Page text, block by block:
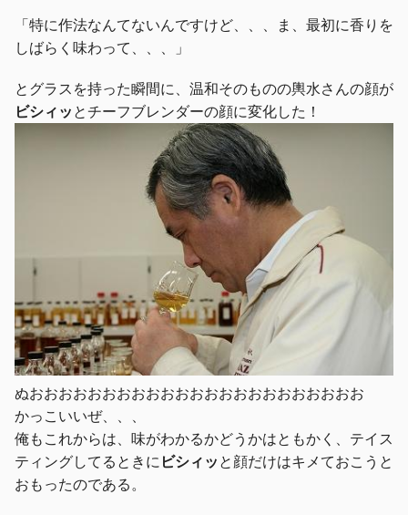
「特に作法なんてないんですけど、、、ま、最初に香りを
しばらく味わって、、、」
とグラスを持った瞬間に、温和そのものの輿水さんの顔が
ビシィッ とチーフブレンダーの顔に変化した！
ぬおおおおおおおおおおおおおおおおおおおおおおお
かっこいいぜ、、、
俺もこれからは、味がわかるかどうかはともかく、テイス
ティングしてるときに ビシィッ と顔だけはキメておこうと
おもったのである。